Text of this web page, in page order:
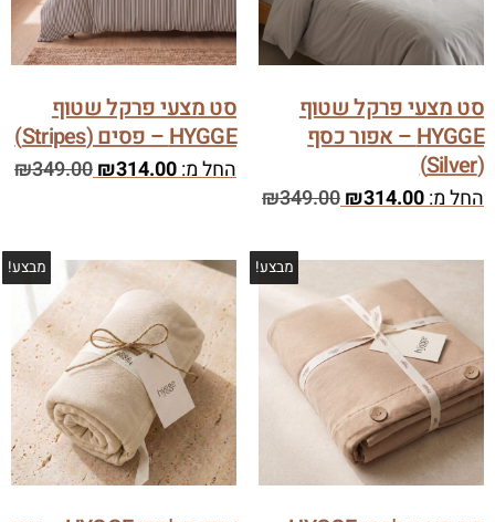
סט מצעי פרקל שטוף
HYGGE – אפור כסף
(Silver)
החל מ: ₪314.00
₪349.00
סט מצעי פרקל שטוף
HYGGE – פסים (Stripes)
החל מ: ₪314.00
₪349.00
מבצע! מבצע!